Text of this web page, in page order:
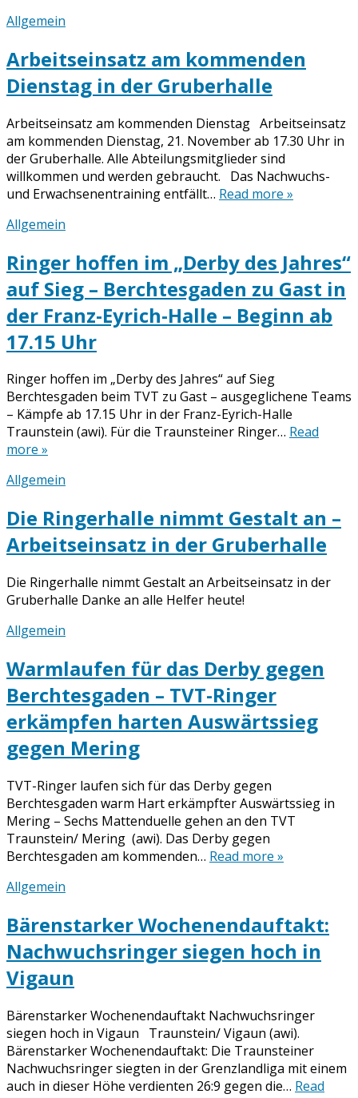
Allgemein
Arbeitseinsatz am kommenden
Dienstag in der Gruberhalle
Arbeitseinsatz am kommenden Dienstag Arbeitseinsatz
am kommenden Dienstag, 21. November ab 17.30 Uhr in
der Gruberhalle. Alle Abteilungsmitglieder sind
willkommen und werden gebraucht. Das Nachwuchs-
und Erwachsenentraining entfällt… Read more »
Allgemein
Ringer hoffen im „Derby des Jahres“
auf Sieg – Berchtesgaden zu Gast in
der Franz-Eyrich-Halle – Beginn ab
17.15 Uhr
Ringer hoffen im „Derby des Jahres“ auf Sieg
Berchtesgaden beim TVT zu Gast – ausgeglichene Teams
– Kämpfe ab 17.15 Uhr in der Franz-Eyrich-Halle
Traunstein (awi). Für die Traunsteiner Ringer… Read
more »
Allgemein
Die Ringerhalle nimmt Gestalt an –
Arbeitseinsatz in der Gruberhalle
Die Ringerhalle nimmt Gestalt an Arbeitseinsatz in der
Gruberhalle Danke an alle Helfer heute!
Allgemein
Warmlaufen für das Derby gegen
Berchtesgaden – TVT-Ringer
erkämpfen harten Auswärtssieg
gegen Mering
TVT-Ringer laufen sich für das Derby gegen
Berchtesgaden warm Hart erkämpfter Auswärtssieg in
Mering – Sechs Mattenduelle gehen an den TVT
Traunstein/ Mering (awi). Das Derby gegen
Berchtesgaden am kommenden… Read more »
Allgemein
Bärenstarker Wochenendauftakt:
Nachwuchsringer siegen hoch in
Vigaun
Bärenstarker Wochenendauftakt Nachwuchsringer
siegen hoch in Vigaun Traunstein/ Vigaun (awi).
Bärenstarker Wochenendauftakt: Die Traunsteiner
Nachwuchsringer siegten in der Grenzlandliga mit einem
auch in dieser Höhe verdienten 26:9 gegen die… Read